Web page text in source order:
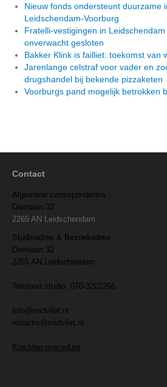
Nieuw fonds ondersteunt duurzame
Leidschendam-Voorburg
Fratelli-vestigingen in
onverwacht gesloten
Bakker Klink is failliet: toekomst van
Jarenlange celstraf voor vader en
drugshandel bij bekende pizzaketen
Voorburgs pand mogelijk betrokken
Contact
Algemene correspondentie
Damlaan 32
2265 AN Leidschendam
Studioadres & Bezoekadres
Damlaan 32
2265 AN Leidschendam
Telefoon studio: 070-3202266
info@midvliet.nl
redactie@midvliet.nl
Klachten procedure